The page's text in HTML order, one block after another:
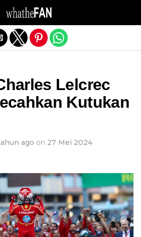
Lelcrec
Kutukan
ago on 27 Mei 2024
mobile version